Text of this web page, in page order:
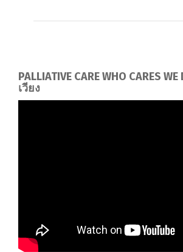
PALLIATIVE CARE WHO CARES
เวียง